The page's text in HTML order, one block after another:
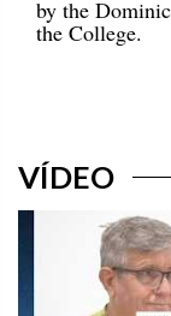
by the
the College.
VÍDEO